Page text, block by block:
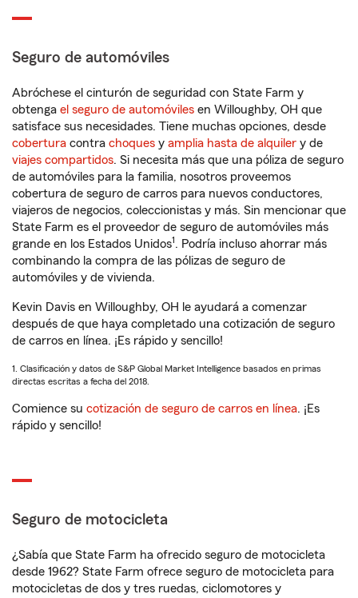
Seguro de automóviles
Abróchese el cinturón de seguridad con State Farm y
obtenga el seguro de automóviles en Willoughby, OH que
satisface sus necesidades. Tiene muchas opciones, desde
cobertura contra choques y amplia hasta de alquiler y de
viajes compartidos. Si necesita más que una póliza de seguro
de automóviles para la familia, nosotros proveemos
cobertura de seguro de carros para nuevos conductores,
viajeros de negocios, coleccionistas y más. Sin mencionar que
State Farm es el proveedor de seguro de automóviles más
grande en los Estados Unidos1. Podría incluso ahorrar más
combinando la compra de las pólizas de seguro de
automóviles y de vivienda.
Kevin Davis en Willoughby, OH le ayudará a comenzar
después de que haya completado una cotización de seguro
de carros en línea. ¡Es rápido y sencillo!
1. Clasificación y datos de S&P Global Market Intelligence basados en primas
directas escritas a fecha del 2018.
Comience su cotización de seguro de carros en línea. ¡Es
rápido y sencillo!
Seguro de motocicleta
¿Sabía que State Farm ha ofrecido seguro de motocicleta
desde 1962? State Farm ofrece seguro de motocicleta para
motocicletas de dos y tres ruedas, ciclomotores y